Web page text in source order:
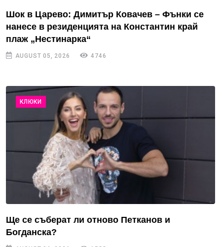
Шок в Царево: Димитър Ковачев – Фънки се
нанесе в резиденцията на Константин край
плаж „Нестинарка“
AUGUST 05, 2026 4746
КЛЮКИ
Ще се съберат ли отново Петканов и
Богданска?